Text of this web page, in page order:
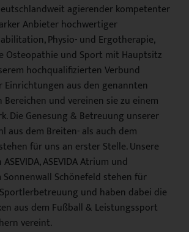
agierender kompetenter
Anbieter hochwertiger
Physio- und Ergotherapie,
Osteopathie und Sport mit Hauptsitz
hochqualifizierten Verbund
Einrichtungen aus den genannten
und vereinen sie zu einem
Die Genesung & Betreuung unserer
aus dem Breiten- als auch dem
für uns an erster Stelle. Unsere
ASEVIDA Atrium und
Schönefeld stehen für
und haben dabei die
aus dem Fußball & Leistungssport
vereint.